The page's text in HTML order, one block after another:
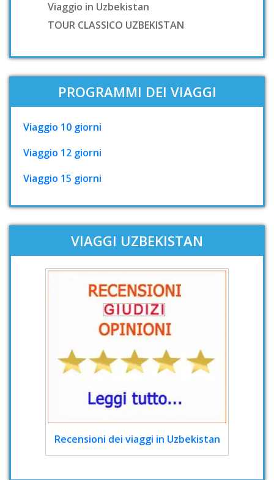
Viaggio in Uzbekistan
TOUR CLASSICO UZBEKISTAN
PROGRAMMI DEI VIAGGI
Viaggio 10 giorni
Viaggio 12 giorni
Viaggio 15 giorni
VIAGGI UZBEKISTAN
Recensioni dei viaggi in Uzbekistan